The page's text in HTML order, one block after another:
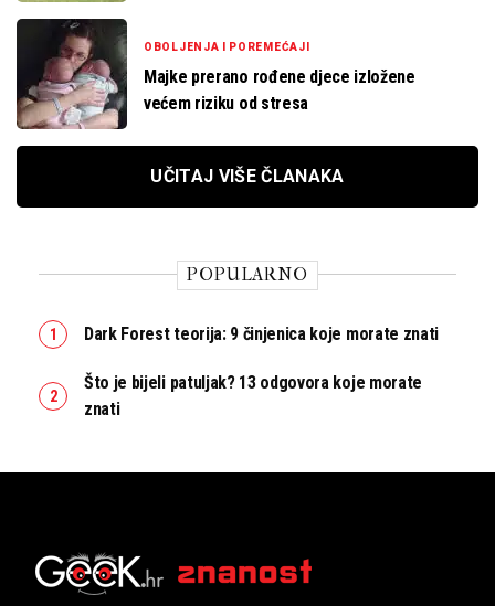
OBOLJENJA I POREMEĆAJI
Majke prerano rođene djece izložene
većem riziku od stresa
UČITAJ VIŠE ČLANAKA
POPULARNO
Dark Forest teorija: 9 činjenica koje morate znati
Što je bijeli patuljak? 13 odgovora koje morate
znati